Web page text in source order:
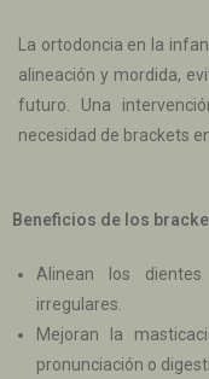
La ortodoncia en la
alineación y mordida,
futuro. Una
necesidad de brackets
Beneficios de los
Alinean los
irregulares.
Mejoran la
pronunciación o